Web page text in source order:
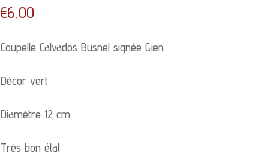
€6,00
Coupelle Calvados Busnel signée Gien
Décor vert
Diamètre 12 cm
Très bon état